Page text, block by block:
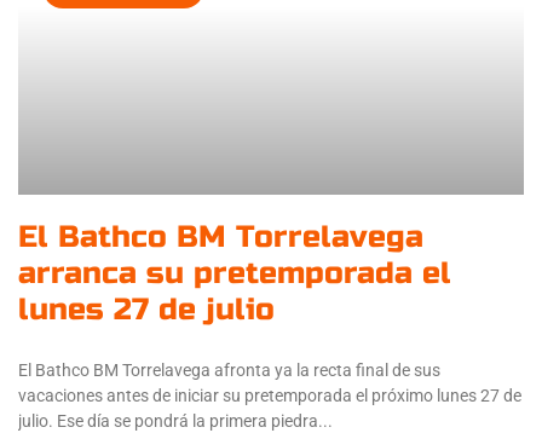
El Bathco BM Torrelavega
arranca su pretemporada el
lunes 27 de julio
El Bathco BM Torrelavega afronta ya la recta final de sus
vacaciones antes de iniciar su pretemporada el próximo lunes 27 de
julio. Ese día se pondrá la primera piedra